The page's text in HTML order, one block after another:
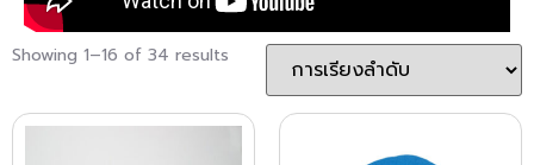
Showing 1–16 of 34 results